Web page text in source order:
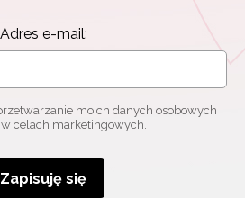
Adres e-mail:
moich danych osobowych
w celach marketingowych.
Zapisuję się